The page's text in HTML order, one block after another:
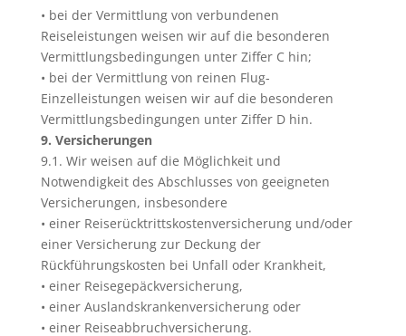
• bei der Vermittlung von verbundenen
Reiseleistungen weisen wir auf die besonderen
Vermittlungsbedingungen unter Ziffer C hin;
• bei der Vermittlung von reinen Flug-
Einzelleistungen weisen wir auf die besonderen
Vermittlungsbedingungen unter Ziffer D hin.
9. Versicherungen
9.1. Wir weisen auf die Möglichkeit und
Notwendigkeit des Abschlusses von geeigneten
Versicherungen, insbesondere
• einer Reiserücktrittskostenversicherung und/oder
einer Versicherung zur Deckung der
Rückführungskosten bei Unfall oder Krankheit,
• einer Reisegepäckversicherung,
• einer Auslandskrankenversicherung oder
• einer Reiseabbruchversicherung.